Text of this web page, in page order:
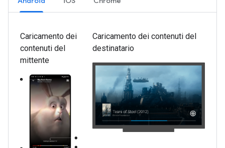
Caricamento dei
contenuti del
mittente
Caricamento dei contenuti del
destinatario